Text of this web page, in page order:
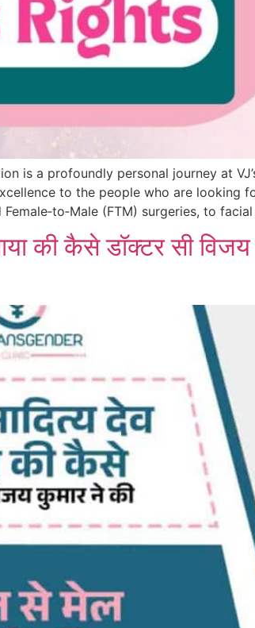
is a profoundly personal journey at
to the people who are looking
Female‑to‑Male (FTM) surgeries, to
की कैसे डॉक्टर सी